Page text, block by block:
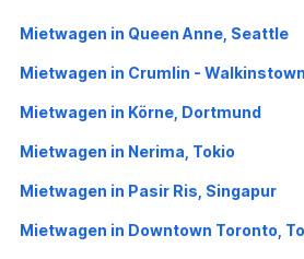
Mietwagen in Queen Anne, Seattle
Mietwagen in Crumlin -
Mietwagen in Körne, Dortmund
Mietwagen in Nerima, Tokio
Mietwagen in Pasir Ris, Singapur
Mietwagen in Downtown Toronto,